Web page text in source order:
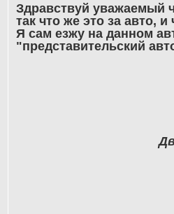
Здравствуй уважаемый
так что же это за авто,
Я сам езжу на данном
"представительский